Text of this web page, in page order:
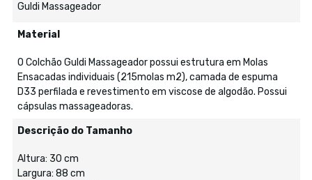
Guldi Massageador
Material
O Colchão Guldi Massageador possui estrutura em Molas
Ensacadas individuais (215molas m2), camada de espuma
D33 perfilada e revestimento em viscose de algodão. Possui
cápsulas massageadoras.
Descrição do Tamanho
Altura: 30 cm
Largura: 88 cm